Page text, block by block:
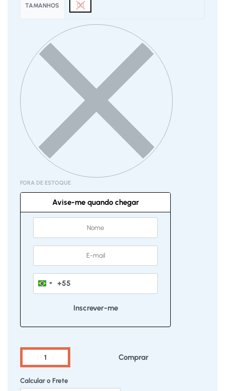
TAMANHOS 03
FORA DE ESTOQUE
Avise-me quando chegar
Brazil
+55
+55
Comprar
Calcular o Frete